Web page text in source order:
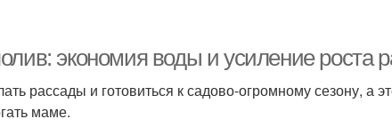
экономия воды и усиление роста
рассады и готовиться к садово-огромному сезону, а
маме.